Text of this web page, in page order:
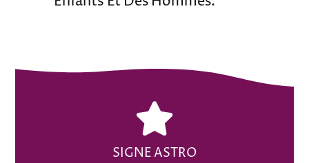
SIGNE ASTRO